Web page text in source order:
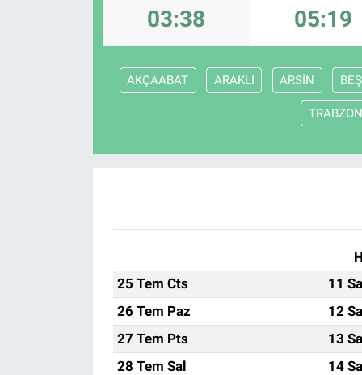
03:38 05:19
AKÇAABAT ARAKLI ARSİN
TRABZON
25 Tem Cts
11
26 Tem Paz
12
27 Tem Pts
13
28 Tem Sal
14